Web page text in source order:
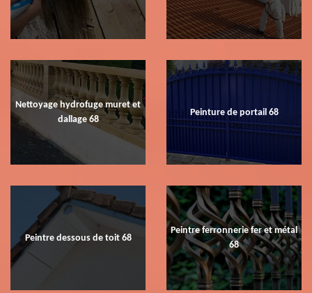
Nettoyage hydrofuge muret et
dallage 68
Peinture de portail 68
Peintre dessous de toit 68
Peintre ferronnerie fer et métal
68